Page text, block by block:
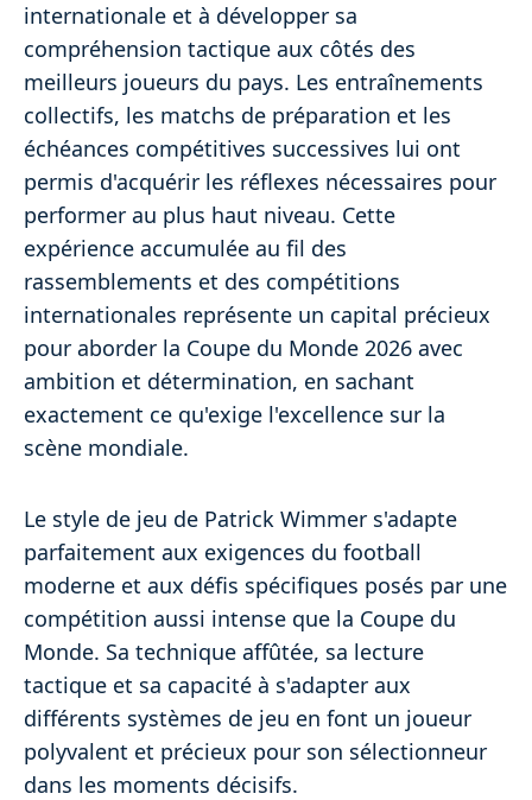
internationale et à développer sa
compréhension tactique aux côtés des
meilleurs joueurs du pays. Les entraînements
collectifs, les matchs de préparation et les
échéances compétitives successives lui ont
permis d'acquérir les réflexes nécessaires pour
performer au plus haut niveau. Cette
expérience accumulée au fil des
rassemblements et des compétitions
internationales représente un capital précieux
pour aborder la Coupe du Monde 2026 avec
ambition et détermination, en sachant
exactement ce qu'exige l'excellence sur la
scène mondiale.
Le style de jeu de Patrick Wimmer s'adapte
parfaitement aux exigences du football
moderne et aux défis spécifiques posés par une
compétition aussi intense que la Coupe du
Monde. Sa technique affûtée, sa lecture
tactique et sa capacité à s'adapter aux
différents systèmes de jeu en font un joueur
polyvalent et précieux pour son sélectionneur
dans les moments décisifs.